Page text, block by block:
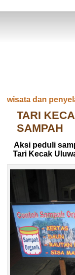
wisata dan
TARI
SAMPAH
Aksi peduli
Tari Kecak